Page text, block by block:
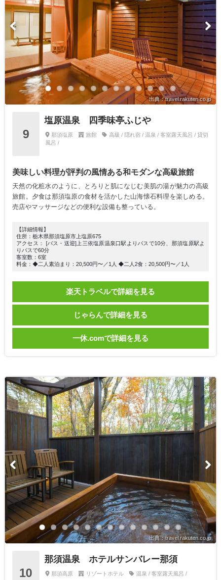
出典：travel.rakuten.co.jp
9
塩原温泉 四季味亭ふじや
那須塩原 旅館
高級 / 隠れ宿 / 温泉 / 客室露天風呂 / 貸切
風呂 /
美味しい料理が評判の風情ある和モダンな高級旅館
天然の化粧水のように、とろりと肌になじむ美肌の湯が魅力の高級
旅館。夕食は那須塩原の食材を活かした山海懐石料理を楽しめる。
売店やマッサージなどの便利な設備も整っている。
【詳細情報】
住所：栃木県那須塩原市上塩原675
アクセス： [バス・送迎]上三依塩原温泉口駅よりバスで10分、那須塩原駅よ
りバスで60分
客室数：6室
料金：◆二人素泊まり：20,500円〜／1人 ◆二人2食：20,500円〜／1人
楽天トラベルで詳細を見る
じゃらんで詳細を見る
一休.comで詳細を見る
出典：travel.rakuten.co.jp
10
那須温泉 ホテルサンバレー那須
那須高原 リゾートホテル 温泉 / 客室露天風呂 /